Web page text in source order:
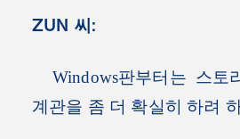
ZUN 씨:
Windows판부터는 스토
계관을 좀 더 확실히 하려